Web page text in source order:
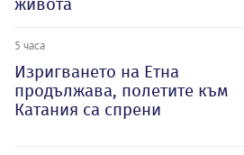
5 часа
Изригването на Етна
продължава, полетите към
Катания са спрени